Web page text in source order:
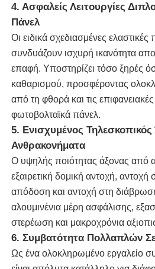
Μηχανή αντίστροφης όσμωσης
Καθαρίζοντας ρομπότ
Αποθήκευση Ενέργειας
4. Ασφαλείς Λειτουργίες
Πάνελ
Οι ειδικά σχεδιασμένες ελαστικές
συνδυάζουν ισχυρή ικανότητα
επαφή. Υποστηρίζει τόσο ξηρές
καθαρισμού, προσφέροντας
από τη φθορά και τις
φωτοβολταϊκά πάνελ.
5. Ενισχυμένος
Ανθρακονήματα
Ο υψηλής ποιότητας άξονας από
εξαιρετική δομική αντοχή, αντοχή
απόδοση και αντοχή στη
αλουμινένια μέρη ασφάλισης,
στερέωση και μακροχρόνια
6. Συμβατότητα Πολλαπλών
Ως ένα ολοκληρωμένο εργαλείο